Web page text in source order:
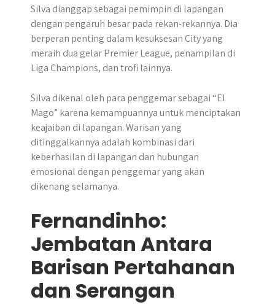
Silva dianggap sebagai pemimpin di lapangan
dengan pengaruh besar pada rekan-rekannya. Dia
berperan penting dalam kesuksesan City yang
meraih dua gelar Premier League, penampilan di
Liga Champions, dan trofi lainnya.
Silva dikenal oleh para penggemar sebagai “El
Mago” karena kemampuannya untuk menciptakan
keajaiban di lapangan. Warisan yang
ditinggalkannya adalah kombinasi dari
keberhasilan di lapangan dan hubungan
emosional dengan penggemar yang akan
dikenang selamanya.
Fernandinho:
Jembatan Antara
Barisan Pertahanan
dan Serangan